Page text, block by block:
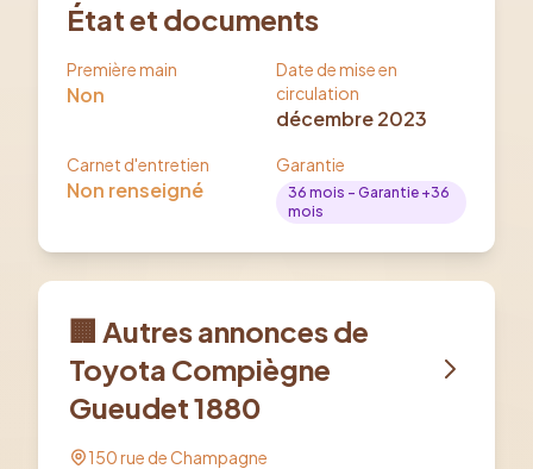
État et documents
Première main
Non
Date de mise en
circulation
décembre 2023
Carnet d'entretien
Non renseigné
Garantie
36 mois - Garantie +36
mois
🏢 Autres annonces de
Toyota Compiègne
Gueudet 1880
150 rue de Champagne